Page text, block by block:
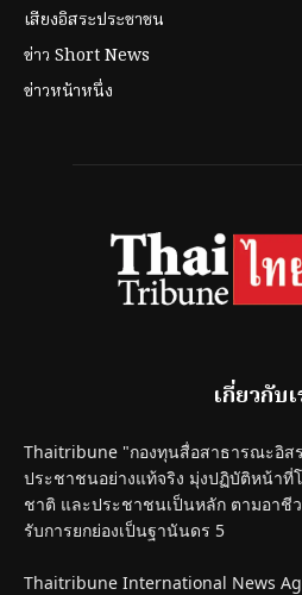
เสียงอิสระประชาชน
ข่าว Short News
ข่าวหน้าหนึ่ง
เกี่ยวกับเ
Thaitribune "กองทุนสื่อสาธารณะอิส
ประชาชนอย่างแท้จริง มุ่งปฏิบัติหน้าที่
ชาติ และประชาชนเป็นหลัก ตามอา
รับการยกย่องเป็นฐานันดร 5
Thaitribune International News